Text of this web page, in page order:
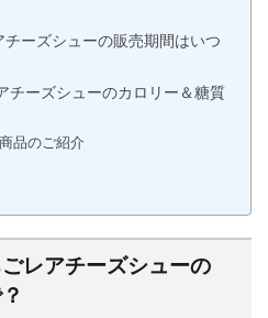
ーズシューの販売期間はいつ
チーズシューのカロリー＆糖質
品のご紹介
レアチーズシューの